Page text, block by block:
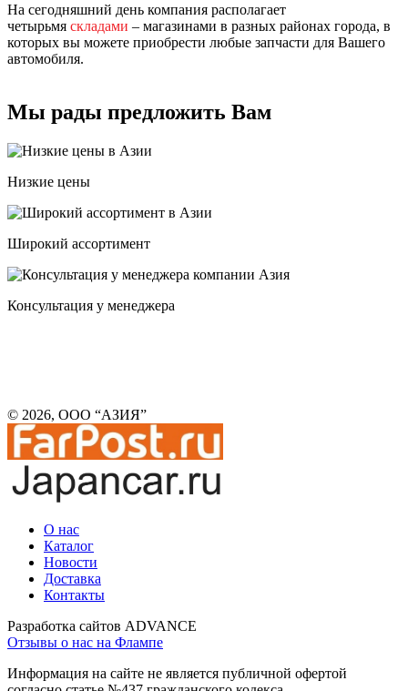
На сегодняшний день компания располагает
четырьмя складами – магазинами в разных районах города, в
которых вы можете приобрести любые запчасти для Вашего
автомобиля.
Мы рады предложить Вам
Низкие цены
Широкий ассортимент
Консультация у менеджера
© 2026, ООО “АЗИЯ”
О нас
Каталог
Новости
Доставка
Контакты
Разработка сайтов ADVANCE
Отзывы о нас на Флампе
Информация на сайте не является публичной офертой